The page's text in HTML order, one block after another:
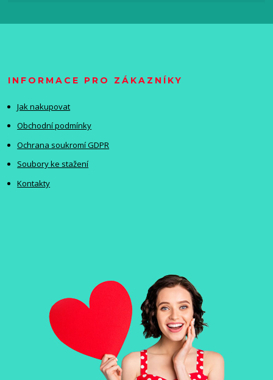
INFORMACE PRO ZÁKAZNÍKY
Jak nakupovat
Obchodní podmínky
Ochrana soukromí GDPR
Soubory ke stažení
Kontakty